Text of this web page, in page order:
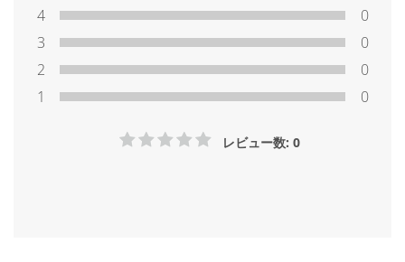
4
0
3
0
2
0
1
0
レビュー数: 0